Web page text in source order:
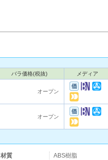
バラ価格(税抜) メディア
オープン
オープン
材質
ABS樹脂